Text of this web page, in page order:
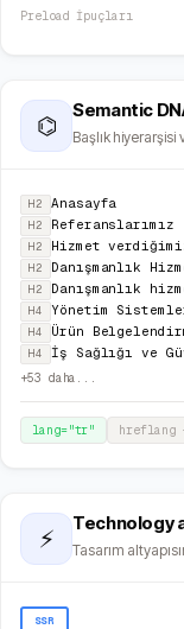
Preload İpuçları
⌬
Semantic
Başlık hiyerarşisi
H2 Anasayfa
H2 Referanslarımız
H2
H2 Danışmanlık
H2
H4 Yönetim
H4 Ürün
H4 İş Sağlığı ve
+53 daha...
lang="tr" hreflang
⚡
Technology
Tasarım
SSR